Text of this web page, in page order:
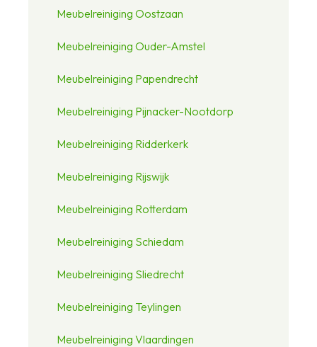
Meubelreiniging Oostzaan
Meubelreiniging Ouder-Amstel
Meubelreiniging Papendrecht
Meubelreiniging Pijnacker-Nootdorp
Meubelreiniging Ridderkerk
Meubelreiniging Rijswijk
Meubelreiniging Rotterdam
Meubelreiniging Schiedam
Meubelreiniging Sliedrecht
Meubelreiniging Teylingen
Meubelreiniging Vlaardingen